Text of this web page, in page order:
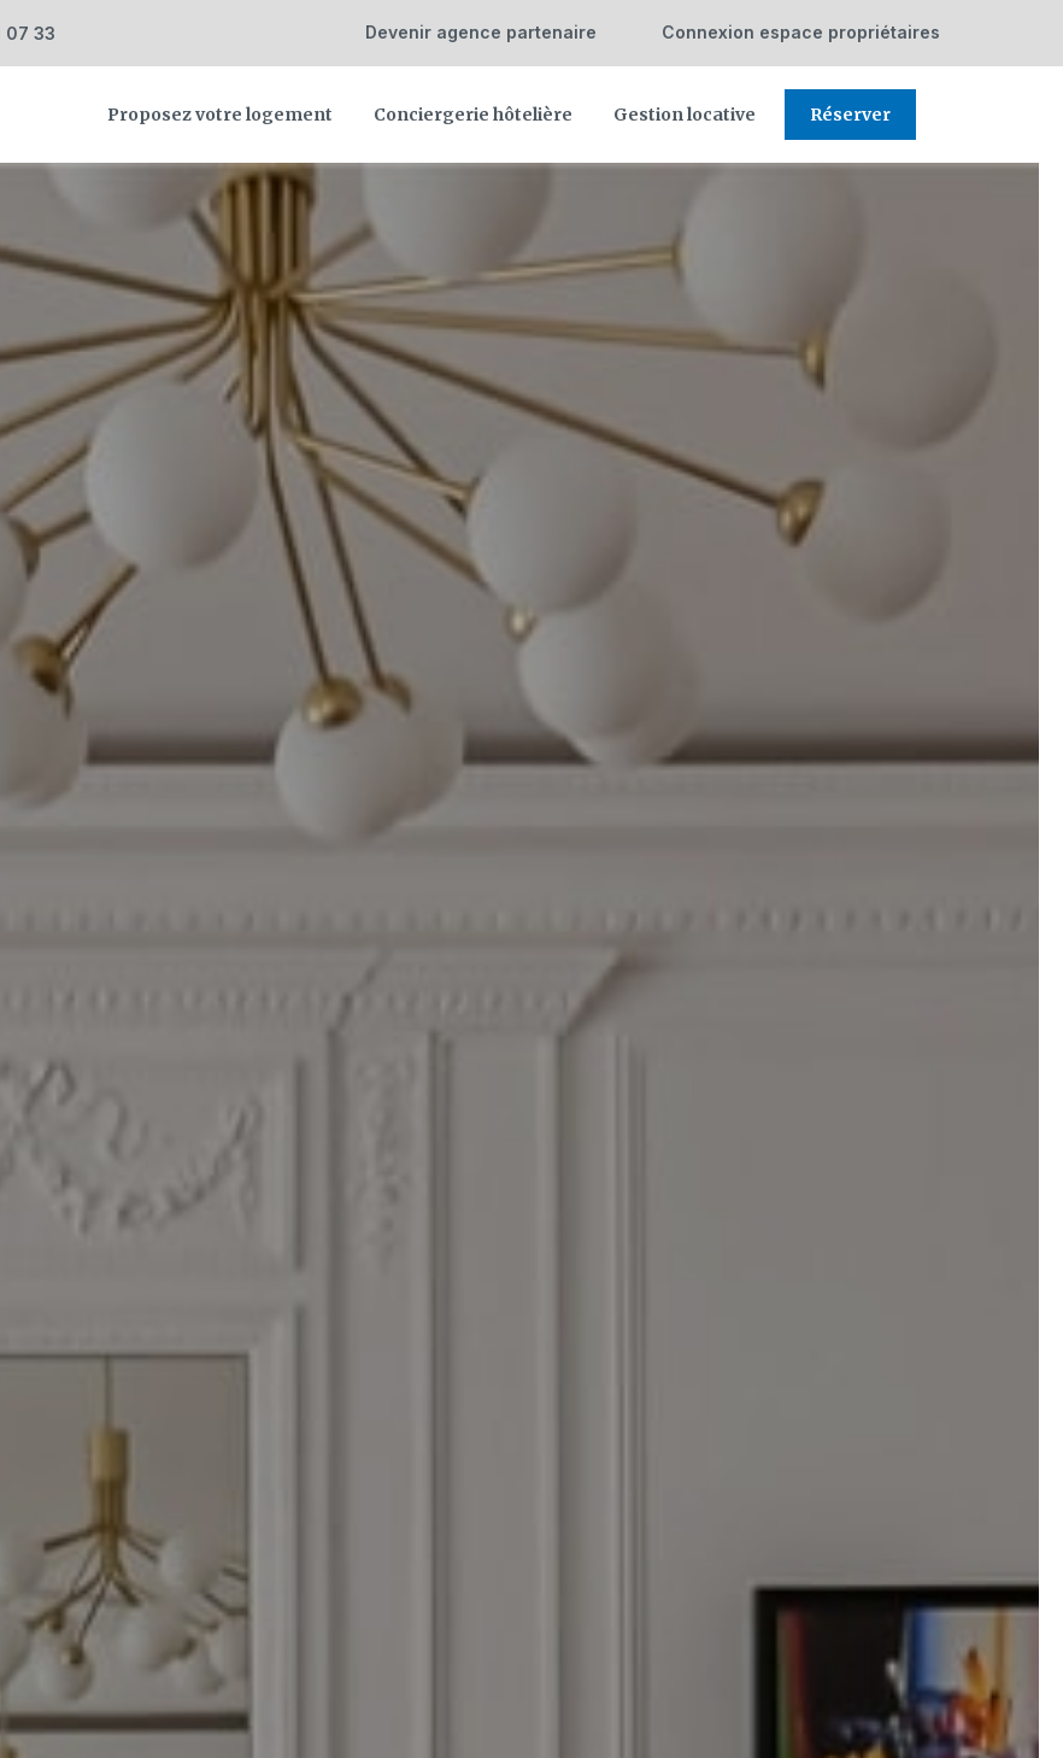
07 33 Devenir agence partenaire Connexion espace propriétaires
Proposez votre logement Conciergerie hôtelière Gestion locative Réserver